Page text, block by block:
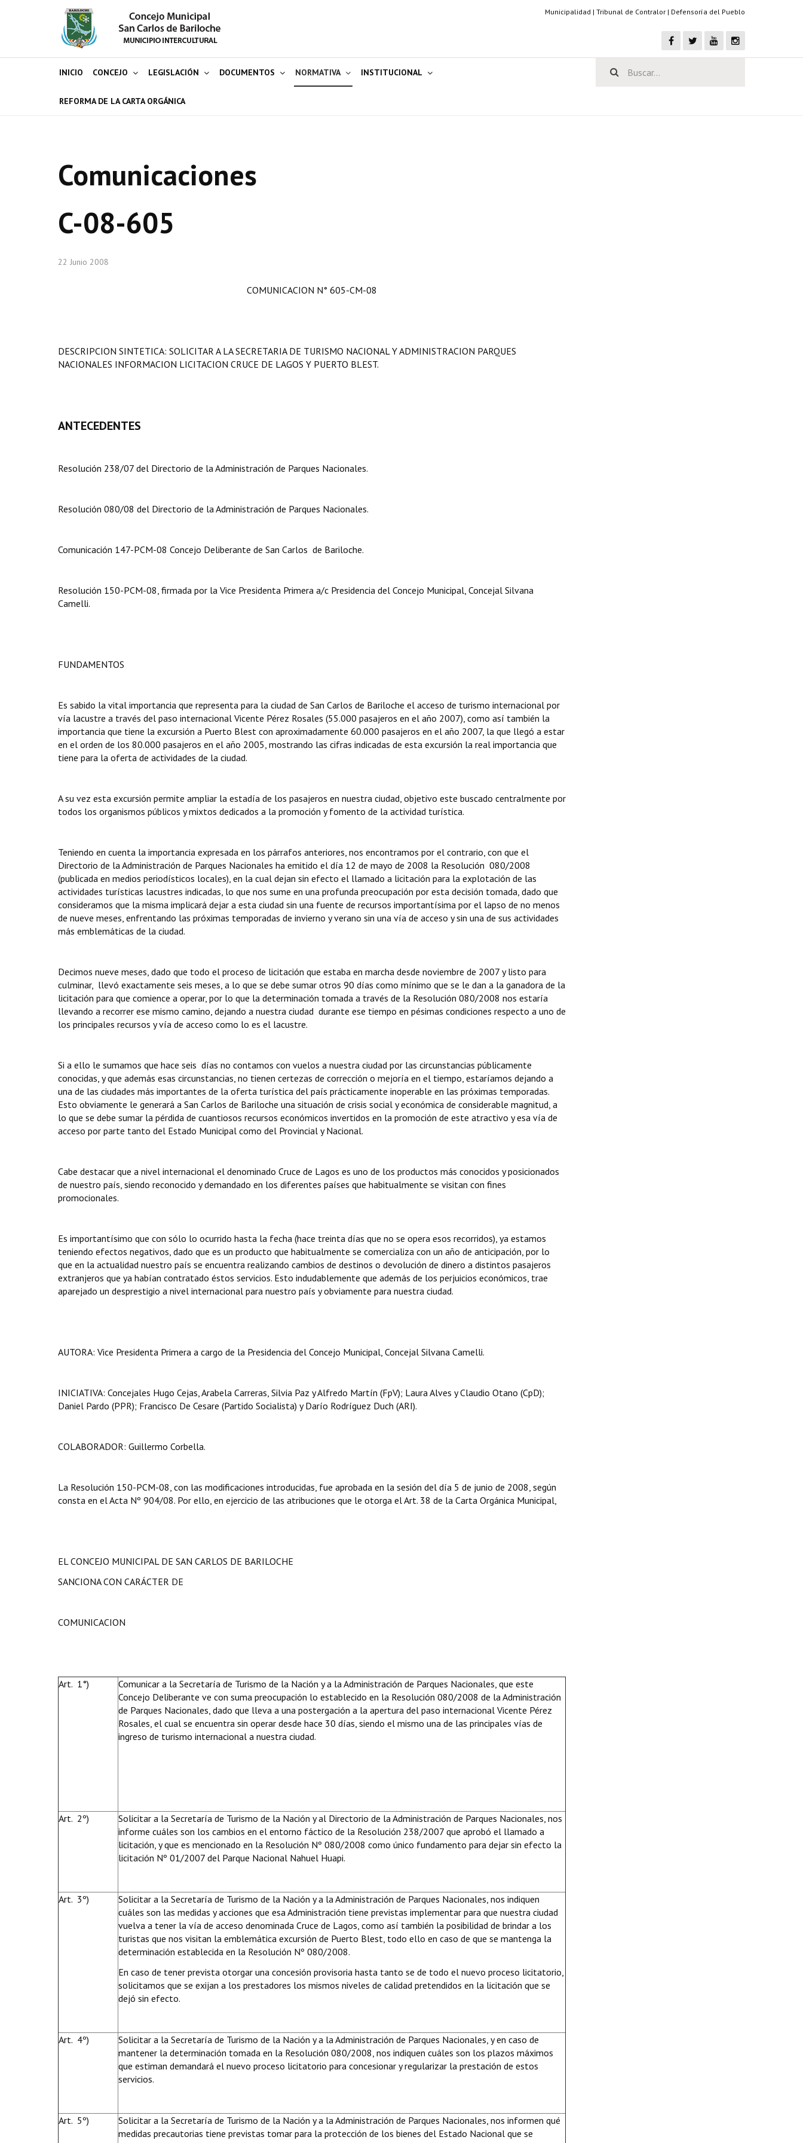
Municipalidad | Tribunal de Contralor | Defensoría del Pueblo
INICIO CONCEJO LEGISLACIÓN DOCUMENTOS NORMATIVA INSTITUCIONAL
REFORMA DE LA CARTA ORGÁNICA
Comunicaciones
C-08-605
22 Junio 2008
COMUNICACION N° 605-CM-08
DESCRIPCION SINTETICA: SOLICITAR A LA SECRETARIA DE TURISMO NACIONAL Y ADMINISTRACION PARQUES
NACIONALES INFORMACION LICITACION CRUCE DE LAGOS Y PUERTO BLEST.
ANTECEDENTES
Resolución 238/07 del Directorio de la Administración de Parques Nacionales.
Resolución 080/08 del Directorio de la Administración de Parques Nacionales.
Comunicación 147-PCM-08 Concejo Deliberante de San Carlos de Bariloche.
Resolución 150-PCM-08, firmada por la Vice Presidenta Primera a/c Presidencia del Concejo Municipal, Concejal Silvana
Camelli.
FUNDAMENTOS
Es sabido la vital importancia que representa para la ciudad de San Carlos de Bariloche el acceso de turismo internacional por
vía lacustre a través del paso internacional Vicente Pérez Rosales (55.000 pasajeros en el año 2007), como así también la
importancia que tiene la excursión a Puerto Blest con aproximadamente 60.000 pasajeros en el año 2007, la que llegó a estar
en el orden de los 80.000 pasajeros en el año 2005, mostrando las cifras indicadas de esta excursión la real importancia que
tiene para la oferta de actividades de la ciudad.
A su vez esta excursión permite ampliar la estadía de los pasajeros en nuestra ciudad, objetivo este buscado centralmente por
todos los organismos públicos y mixtos dedicados a la promoción y fomento de la actividad turística.
Teniendo en cuenta la importancia expresada en los párrafos anteriores, nos encontramos por el contrario, con que el
Directorio de la Administración de Parques Nacionales ha emitido el día 12 de mayo de 2008 la Resolución 080/2008
(publicada en medios periodísticos locales), en la cual dejan sin efecto el llamado a licitación para la explotación de las
actividades turísticas lacustres indicadas, lo que nos sume en una profunda preocupación por esta decisión tomada, dado que
consideramos que la misma implicará dejar a esta ciudad sin una fuente de recursos importantísima por el lapso de no menos
de nueve meses, enfrentando las próximas temporadas de invierno y verano sin una vía de acceso y sin una de sus actividades
más emblemáticas de la ciudad.
Decimos nueve meses, dado que todo el proceso de licitación que estaba en marcha desde noviembre de 2007 y listo para
culminar, llevó exactamente seis meses, a lo que se debe sumar otros 90 días como mínimo que se le dan a la ganadora de la
licitación para que comience a operar, por lo que la determinación tomada a través de la Resolución 080/2008 nos estaría
llevando a recorrer ese mismo camino, dejando a nuestra ciudad durante ese tiempo en pésimas condiciones respecto a uno de
los principales recursos y vía de acceso como lo es el lacustre.
Si a ello le sumamos que hace seis días no contamos con vuelos a nuestra ciudad por las circunstancias públicamente
conocidas, y que además esas circunstancias, no tienen certezas de corrección o mejoría en el tiempo, estaríamos dejando a
una de las ciudades más importantes de la oferta turística del país prácticamente inoperable en las próximas temporadas.
Esto obviamente le generará a San Carlos de Bariloche una situación de crisis social y económica de considerable magnitud, a
lo que se debe sumar la pérdida de cuantiosos recursos económicos invertidos en la promoción de este atractivo y esa vía de
acceso por parte tanto del Estado Municipal como del Provincial y Nacional.
Cabe destacar que a nivel internacional el denominado Cruce de Lagos es uno de los productos más conocidos y posicionados
de nuestro país, siendo reconocido y demandado en los diferentes países que habitualmente se visitan con fines
promocionales.
Es importantísimo que con sólo lo ocurrido hasta la fecha (hace treinta días que no se opera esos recorridos), ya estamos
teniendo efectos negativos, dado que es un producto que habitualmente se comercializa con un año de anticipación, por lo
que en la actualidad nuestro país se encuentra realizando cambios de destinos o devolución de dinero a distintos pasajeros
extranjeros que ya habían contratado éstos servicios. Esto indudablemente que además de los perjuicios económicos, trae
aparejado un desprestigio a nivel internacional para nuestro país y obviamente para nuestra ciudad.
AUTORA: Vice Presidenta Primera a cargo de la Presidencia del Concejo Municipal, Concejal Silvana Camelli.
INICIATIVA: Concejales Hugo Cejas, Arabela Carreras, Silvia Paz y Alfredo Martín (FpV); Laura Alves y Claudio Otano (CpD);
Daniel Pardo (PPR); Francisco De Cesare (Partido Socialista) y Darío Rodríguez Duch (ARI).
COLABORADOR: Guillermo Corbella.
La Resolución 150-PCM-08, con las modificaciones introducidas, fue aprobada en la sesión del día 5 de junio de 2008, según
consta en el Acta Nº 904/08. Por ello, en ejercicio de las atribuciones que le otorga el Art. 38 de la Carta Orgánica Municipal,
EL CONCEJO MUNICIPAL DE SAN CARLOS DE BARILOCHE
SANCIONA CON CARÁCTER DE
COMUNICACION
Art. 1°)
Comunicar a la Secretaría de Turismo de la Nación y a la Administración de Parques Nacionales, que este
Concejo Deliberante ve con suma preocupación lo establecido en la Resolución 080/2008 de la Administración
de Parques Nacionales, dado que lleva a una postergación a la apertura del paso internacional Vicente Pérez
Rosales, el cual se encuentra sin operar desde hace 30 días, siendo el mismo una de las principales vías de
ingreso de turismo internacional a nuestra ciudad.
Art. 2º)
Solicitar a la Secretaría de Turismo de la Nación y al Directorio de la Administración de Parques Nacionales, nos
informe cuáles son los cambios en el entorno fáctico de la Resolución 238/2007 que aprobó el llamado a
licitación, y que es mencionado en la Resolución Nº 080/2008 como único fundamento para dejar sin efecto la
licitación Nº 01/2007 del Parque Nacional Nahuel Huapi.
Art. 3º)
Solicitar a la Secretaría de Turismo de la Nación y a la Administración de Parques Nacionales, nos indiquen
cuáles son las medidas y acciones que esa Administración tiene previstas implementar para que nuestra ciudad
vuelva a tener la vía de acceso denominada Cruce de Lagos, como así también la posibilidad de brindar a los
turistas que nos visitan la emblemática excursión de Puerto Blest, todo ello en caso de que se mantenga la
determinación establecida en la Resolución Nº 080/2008.
En caso de tener prevista otorgar una concesión provisoria hasta tanto se de todo el nuevo proceso licitatorio,
solicitamos que se exijan a los prestadores los mismos niveles de calidad pretendidos en la licitación que se
dejó sin efecto.
Art. 4º)
Solicitar a la Secretaría de Turismo de la Nación y a la Administración de Parques Nacionales, y en caso de
mantener la determinación tomada en la Resolución 080/2008, nos indiquen cuáles son los plazos máximos
que estiman demandará el nuevo proceso licitatorio para concesionar y regularizar la prestación de estos
servicios.
Art. 5º)
Solicitar a la Secretaría de Turismo de la Nación y a la Administración de Parques Nacionales, nos informen qué
medidas precautorias tiene previstas tomar para la protección de los bienes del Estado Nacional que se